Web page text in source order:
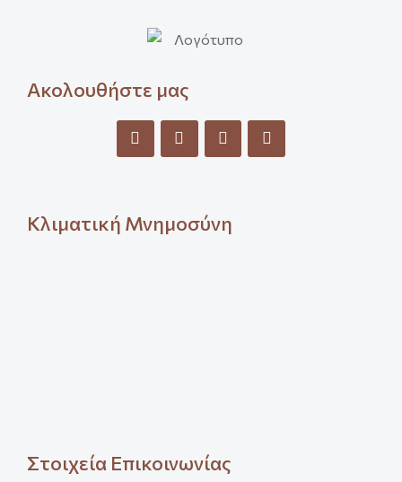
Ακολουθήστε μας
Κλιματική Μνημοσύνη
Στοιχεία Επικοινωνίας